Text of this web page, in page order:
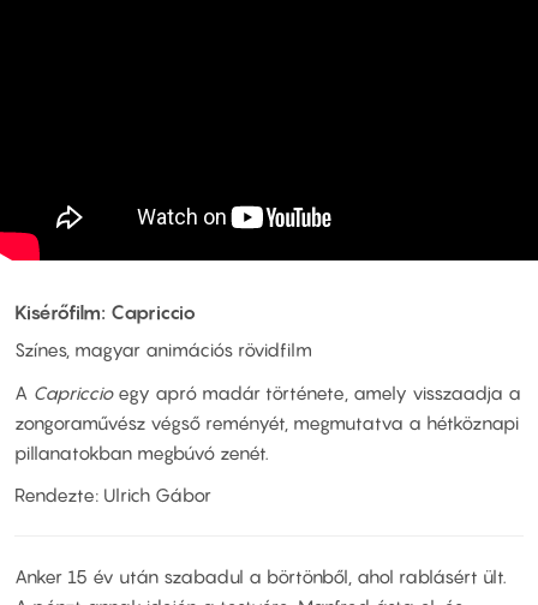
Kisérőfilm: Capriccio
Színes, magyar animációs rövidfilm
A Capriccioegy apró madár története, amely visszaadja a
zongoraművész végső reményét, megmutatva a hétköznapi
pillanatokban megbúvó zenét.
Rendezte: Ulrich Gábor
Anker 15 év után szabadul a börtönből, ahol rablásért ült.